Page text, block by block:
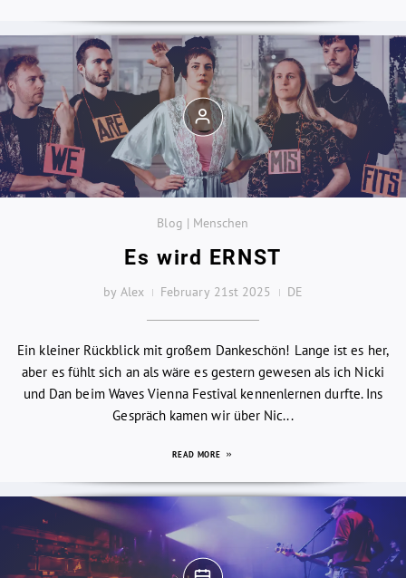
Blog | Menschen
Es wird ERNST
by Alex February 21st 2025 DE
Ein kleiner Rückblick mit großem Dankeschön! Lange ist es her,
aber es fühlt sich an als wäre es gestern gewesen als ich Nicki
und Dan beim Waves Vienna Festival kennenlernen durfte. Ins
Gespräch kamen wir über Nic...
READ MORE